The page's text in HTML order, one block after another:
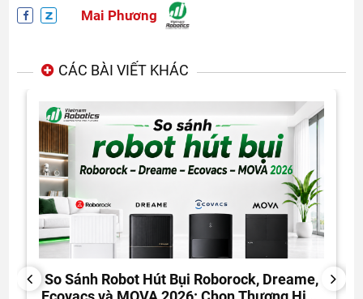
Mai Phương
CÁC BÀI VIẾT KHÁC
PREVIOUS
So Sánh Robot Hút Bụi Roborock, Dreame,
NEXT